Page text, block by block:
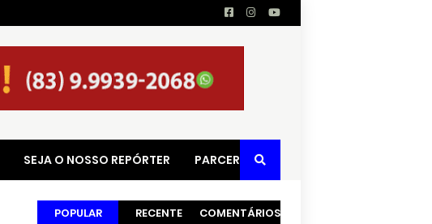
SEJA O NOSSO REPÓRTER PARCERIAS
POPULAR RECENTE COMENTÁRIOS